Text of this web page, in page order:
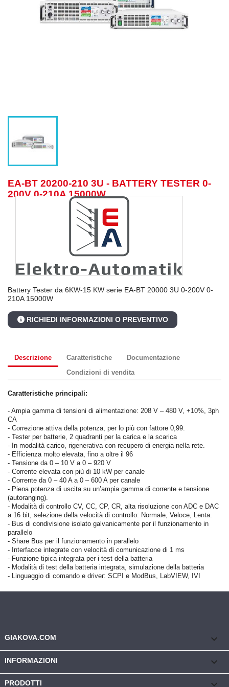
EA-BT 20200-210 3U - BATTERY TESTER 0-
200V 0-210A 15000W
Battery Tester da 6KW-15 KW serie EA-BT 20000 3U 0-200V 0-
210A 15000W
RICHIEDI INFORMAZIONI O PREVENTIVO
Descrizione Caratteristiche
Documentazione
Condizioni di vendita
Caratteristiche principali:
- Ampia gamma di tensioni di alimentazione: 208 V – 480 V, +10%, 3ph
CA
- Correzione attiva della potenza, per lo più con fattore 0,99.
- Tester per batterie, 2 quadranti per la carica e la scarica
- In modalità carico, rigenerativa con recupero di energia nella rete.
- Efficienza molto elevata, fino a oltre il 96
- Tensione da 0 – 10 V a 0 – 920 V
- Corrente elevata con più di 10 kW per canale
- Corrente da 0 – 40 A a 0 – 600 A per canale
- Piena potenza di uscita su un’ampia gamma di corrente e tensione
(autoranging).
- Modalità di controllo CV, CC, CP, CR, alta risoluzione con ADC e DAC
a 16 bit, selezione della velocità di controllo: Normale, Veloce, Lenta.
- Bus di condivisione isolato galvanicamente per il funzionamento in
parallelo
- Share Bus per il funzionamento in parallelo
- Interfacce integrate con velocità di comunicazione di 1 ms
- Funzione tipica integrata per i test della batteria
- Modalità di test della batteria integrata, simulazione della batteria
- Linguaggio di comando e driver: SCPI e ModBus, LabVIEW, IVI
GIAKOVA.COM keyboard_arrow_down
INFORMAZIONI 
PRODOTTI